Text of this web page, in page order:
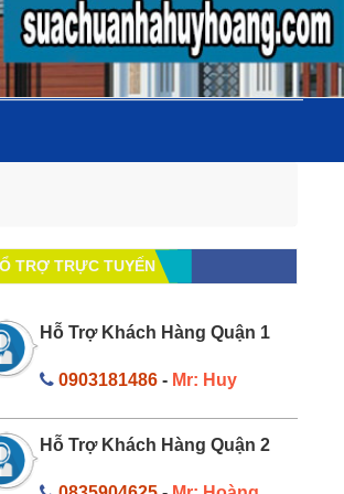
TRỢ TRỰC TUYẾN
Hỗ Trợ Khách Hàng Quận 1
0903181486 - Mr: Huy
Hỗ Trợ Khách Hàng Quận 2